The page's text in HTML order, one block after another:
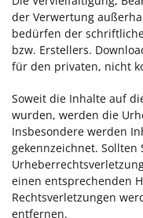
der Verwertung
bedürfen der
bzw. Erstellers.
für den privaten, nicht
Soweit die Inhalte auf
wurden, werden die
Insbesondere werden
gekennzeichnet.
einen entsprechenden
Rechtsverletzungen
entfernen.